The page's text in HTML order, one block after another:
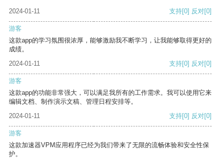
2024-01-11
支持[0] 反对[0]
游客
这款app的学习氛围很浓厚，能够激励我不断学习，让我能够取得更好的
成绩。
2024-01-11
支持[0] 反对[0]
游客
这款app的功能非常强大，可以满足我所有的工作需求。我可以使用它来
编辑文档、制作演示文稿、管理日程安排等。
2024-01-11
支持[0] 反对[0]
游客
这款加速器VPM应用程序已经为我们带来了无限的流畅体验和安全性保
护。